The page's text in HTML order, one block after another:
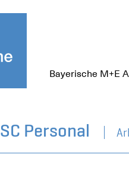
Bayerische M+E
SC Personal